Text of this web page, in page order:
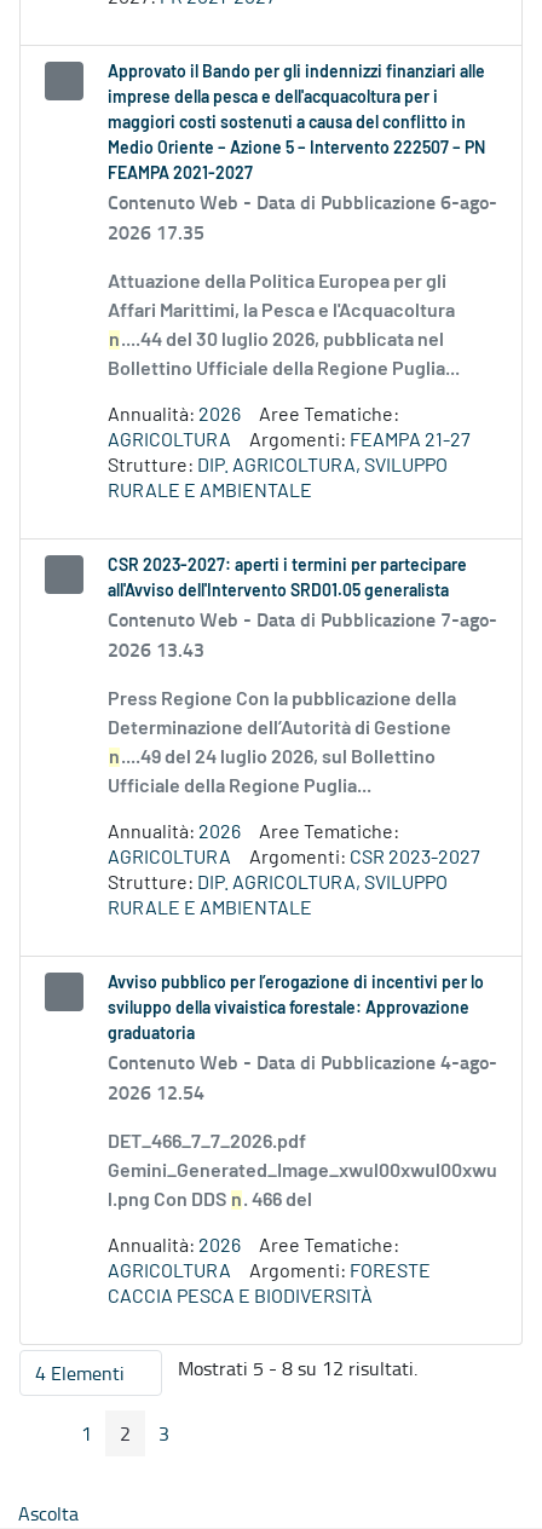
Approvato il Bando per gli indennizzi finanziari alle
imprese della pesca e dell'acquacoltura per i
maggiori costi sostenuti a causa del conflitto in
Medio Oriente – Azione 5 – Intervento 222507 – PN
FEAMPA 2021-2027
Contenuto Web - Data di Pubblicazione 6-ago-
2026 17.35
Attuazione della Politica Europea per gli
Affari Marittimi, la Pesca e l'Acquacoltura
n....44 del 30 luglio 2026, pubblicata nel
Bollettino Ufficiale della Regione Puglia...
Annualità: 2026
Aree Tematiche:
AGRICOLTURA
Argomenti: FEAMPA 21-27
Strutture: DIP. AGRICOLTURA, SVILUPPO
RURALE E AMBIENTALE
CSR 2023-2027: aperti i termini per partecipare
all'Avviso dell'Intervento SRD01.05 generalista
Contenuto Web - Data di Pubblicazione 7-ago-
2026 13.43
Press Regione Con la pubblicazione della
Determinazione dell’Autorità di Gestione
n....49 del 24 luglio 2026, sul Bollettino
Ufficiale della Regione Puglia...
Annualità: 2026
Aree Tematiche:
AGRICOLTURA
Argomenti: CSR 2023-2027
Strutture: DIP. AGRICOLTURA, SVILUPPO
RURALE E AMBIENTALE
Avviso pubblico per l’erogazione di incentivi per lo
sviluppo della vivaistica forestale: Approvazione
graduatoria
Contenuto Web - Data di Pubblicazione 4-ago-
2026 12.54
DET_466_7_7_2026.pdf
Gemini_Generated_Image_xwul00xwul00xwu
l.png Con DDS n. 466 del
Annualità: 2026
Aree Tematiche:
AGRICOLTURA
Argomenti: FORESTE
CACCIA PESCA E BIODIVERSITÀ
4 ElementiPer pagina
Mostrati 5 - 8 su 12 risultati.
Pagina Precedente
Pagina
1 Pagina
2 Pagina
3
Ascolta